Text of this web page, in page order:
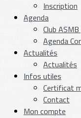
Inscription
Agenda
Club ASMB
Agenda
Actualités
Actualités
Infos utiles
Certificat
Contact
Mon compte